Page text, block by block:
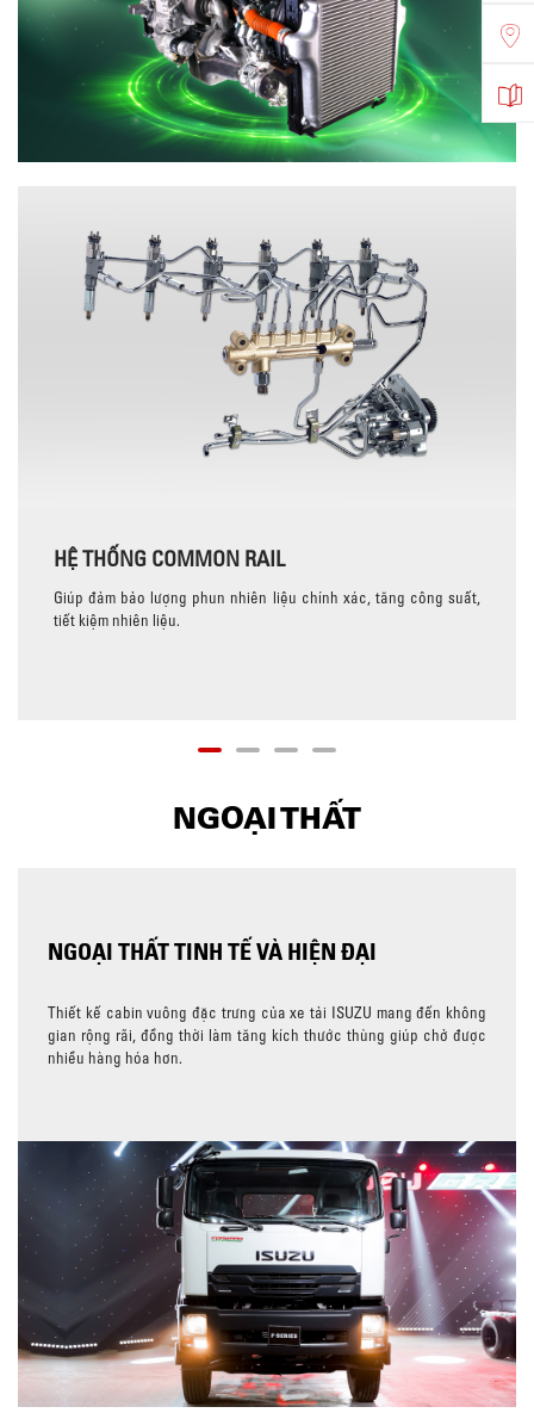
HỆ THỐNG COMMON RAIL
Giúp đảm bảo lượng phun nhiên liệu chính xác, tăng công suất,
tiết kiệm nhiên liệu.
NGOẠI THẤT
NGOẠI THẤT TINH TẾ VÀ HIỆN ĐẠI
Thiết kế cabin vuông đặc trưng của xe tải ISUZU mang đến không
gian rộng rãi, đồng thời làm tăng kích thước thùng giúp chở được
nhiều hàng hóa hơn.